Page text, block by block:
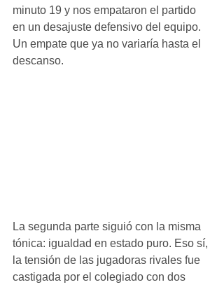
minuto 19 y nos empataron el partido
en un desajuste defensivo del equipo.
Un empate que ya no variaría hasta el
descanso.
La segunda parte siguió con la misma
tónica: igualdad en estado puro. Eso sí,
la tensión de las jugadoras rivales fue
castigada por el colegiado con dos